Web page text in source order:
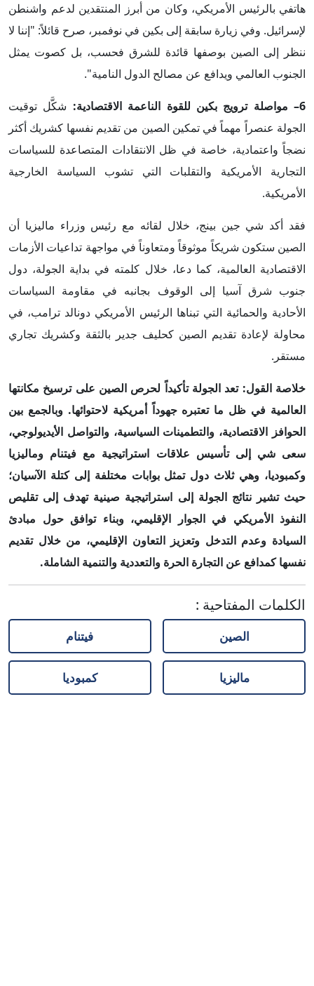
هاتفي بالرئيس الأمريكي، وكان من أبرز المنتقدين لدعم واشنطن
لإسرائيل. وفي زيارة سابقة إلى بكين في نوفمبر، صرح قائلاً: "إننا لا
ننظر إلى الصين بوصفها قائدة للشرق فحسب، بل كصوت يمثل
الجنوب العالمي ويدافع عن مصالح الدول النامية".
6– مواصلة ترويج بكين للقوة الناعمة الاقتصادية:
شكَّل توقيت
الجولة عنصراً مهماً في تمكين الصين من تقديم نفسها كشريك أكثر
نضجاً واعتمادية، خاصة في ظل الانتقادات المتصاعدة للسياسات
التجارية الأمريكية والتقلبات التي تشوب السياسة الخارجية
الأمريكية.
فقد أكد شي جين بينج، خلال لقائه مع رئيس وزراء ماليزيا أن
الصين ستكون شريكاً موثوقاً ومتعاوناً في مواجهة تداعيات الأزمات
الاقتصادية العالمية، كما دعا، خلال كلمته في بداية الجولة، دول
جنوب شرق آسيا إلى الوقوف بجانبه في مقاومة السياسات
الأحادية والحمائية التي تبناها الرئيس الأمريكي دونالد ترامب، في
محاولة لإعادة تقديم الصين كحليف جدير بالثقة وكشريك تجاري
مستقر.
خلاصة القول: تعد الجولة تأكيداً لحرص الصين على ترسيخ مكانتها
العالمية في ظل ما تعتبره جهوداً أمريكية لاحتوائها. وبالجمع بين
الحوافز الاقتصادية، والتطمينات السياسية، والتواصل الأيديولوجي،
سعى شي إلى تأسيس علاقات استراتيجية مع فيتنام وماليزيا
وكمبوديا، وهي ثلاث دول تمثل بوابات مختلفة إلى كتلة الآسيان؛
حيث تشير نتائج الجولة إلى استراتيجية صينية تهدف إلى تقليص
النفوذ الأمريكي في الجوار الإقليمي، وبناء توافق حول مبادئ
السيادة وعدم التدخل وتعزيز التعاون الإقليمي، من خلال تقديم
نفسها كمدافع عن التجارة الحرة والتعددية والتنمية الشاملة.
الكلمات المفتاحية :
الصين فيتنام
ماليزيا كمبوديا